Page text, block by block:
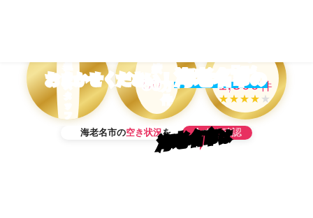
50 1,500件
★★★★ ★
海老名市の空き状況を 今すぐ確認
おまかせください！ 海老名市 の
海老名市は
当日予約